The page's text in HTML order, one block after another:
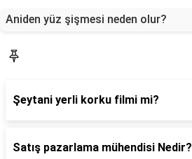
Aniden yüz şişmesi neden olur?
Şeytani yerli korku filmi mi?
Satış pazarlama mühendisi Nedir?